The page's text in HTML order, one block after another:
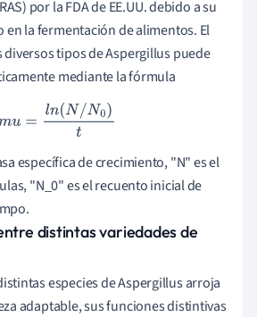
por la FDA de EE.UU. debido a su
en la fermentación de alimentos. El
tipos de Aspergillus puede
mediante la fórmula
mu= ln(N/N0)t
específica de crecimiento, "N" es el
"N_0" es el recuento inicial de
distintas variedades de
especies de Aspergillus arroja
adaptable, sus funciones distintivas